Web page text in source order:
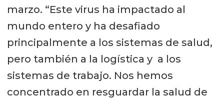
marzo. “Este virus ha impactado al
mundo entero y ha desafiado
principalmente a los sistemas de salud,
pero también a la logística y a los
sistemas de trabajo. Nos hemos
concentrado en resguardar la salud de